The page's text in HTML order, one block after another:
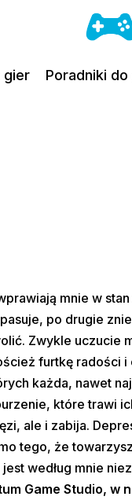
gier Poradniki do
mnie w
po drugie
Zwykle uczucie
furtkę radości
każda, nawet
które trawi
ale i zabija.
tego, że
według mnie
Game Studio, w